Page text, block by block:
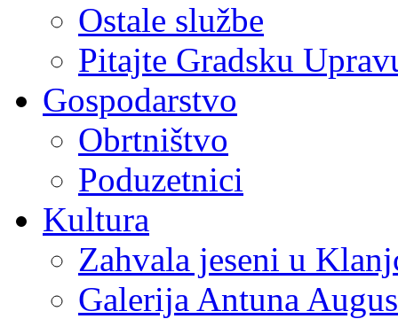
Ostale službe
Pitajte Gradsku
Gospodarstvo
Obrtništvo
Poduzetnici
Kultura
Zahvala jeseni u
Galerija Antuna